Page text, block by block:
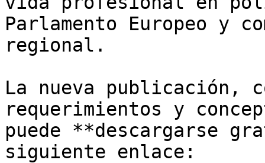
Parlamento Europeo y
regional.
La nueva publicación,
requerimientos y
puede **descargarse
siguiente enlace: